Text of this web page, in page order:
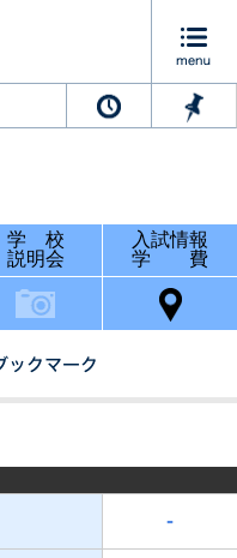
学 校
説明会
入試情報
学 費
-